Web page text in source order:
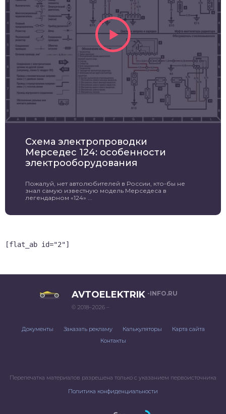
Схема электропроводки
Мерседес 124: особенности
электрооборудования
Пожалуй, нет автолюбителей в России, кто-бы не
знал самую известную модель Мерседеса в
легендарном «124» ...
[flat_ab id="2"]
AVTOELEKTRIK -INFO.RU
© 2018–2026 –
Документы Заказать рекламу Калькуляторы
Карта сайта
Контакты
Перепечатка материалов разрешена только с указанием первоисточника
Политика конфиденциальности